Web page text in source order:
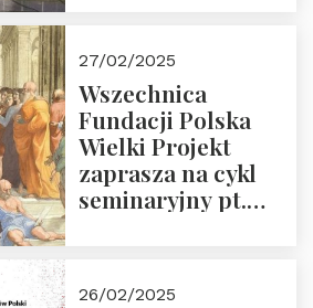
27/02/2025
Wszechnica
Fundacji Polska
Wielki Projekt
zaprasza na cykl
seminaryjny pt.
26/02/2025